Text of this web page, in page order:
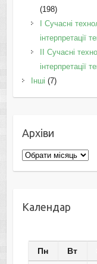
(198)
I Cучасні
інтерпретації
II Cучасні
інтерпретації
Інші (7)
Архіви
Архіви
Календар
Пн Вт